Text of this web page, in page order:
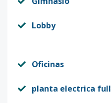
Lobby
Oficinas
planta electrica full